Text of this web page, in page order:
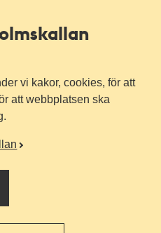
vi kakor, cookies, för att
att webbplatsen ska